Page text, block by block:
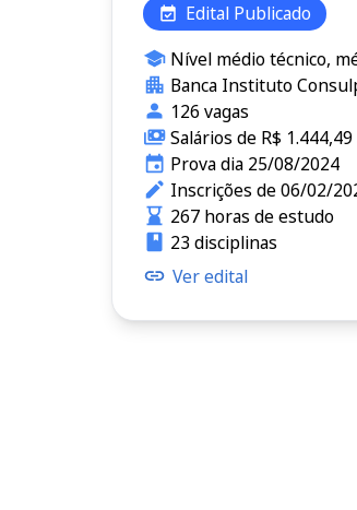
Edital Publicado
Nível médio técnico,
Banca Instituto
126 vagas
Salários de R$
Prova dia 25/08/2024
Inscrições de 06/02/
267 horas de estudo
23 disciplinas
Ver edital